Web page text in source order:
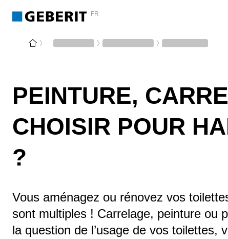
FR
PEINTURE,
CHOISIR POUR
?
Vous aménagez ou rénovez vos
sont multiples ! Carrelage, peinture ou
la question de l’usage de vos